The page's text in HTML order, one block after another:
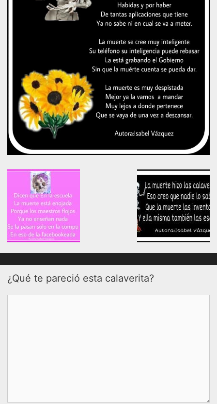
¿Qué te pareció esta calaverita?